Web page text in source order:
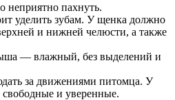
пахнуть.
уделить зубам. У щенка должно
и нижней челюсти, а также
— влажный, без выделений и
за движениями питомца. У
и уверенные.